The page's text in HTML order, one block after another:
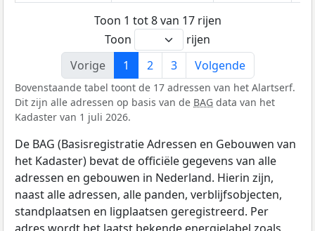
Toon 1 tot 8 van 17 rijen
Toon
rijen
Vorige
1 2 3 Volgende
Bovenstaande tabel toont de 17 adressen van het Alartserf.
Dit zijn alle adressen op basis van de BAG data van het
Kadaster van 1 juli 2026.
De BAG (Basisregistratie Adressen en Gebouwen van
het Kadaster) bevat de officiële gegevens van alle
adressen en gebouwen in Nederland. Hierin zijn,
naast alle adressen, alle panden, verblijfsobjecten,
standplaatsen en ligplaatsen geregistreerd. Per